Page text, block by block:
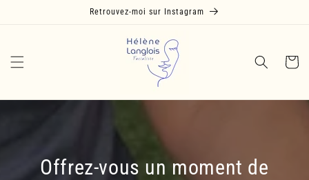
Retrouvez-moi sur Instagram
Panier
Offrez-vous un moment de